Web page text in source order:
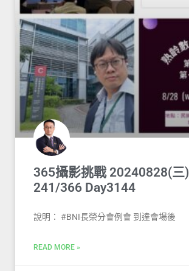
365攝影挑戰 20240828(三)
241/366 Day3144
說明： #BNI長榮分會例會 到達會場後
READ MORE »